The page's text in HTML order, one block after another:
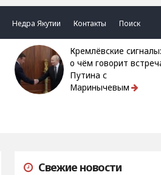
Недра Якутии Контакты Поиск
Кремлёвские сигналы:
о чём говорит
Путина с
Маринычевым
Свежие новости